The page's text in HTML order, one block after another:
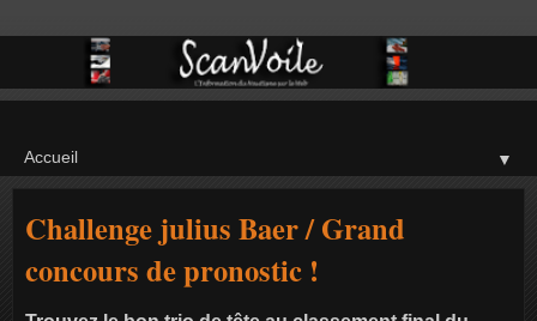
▼
Challenge julius Baer / Grand
concours de pronostic !